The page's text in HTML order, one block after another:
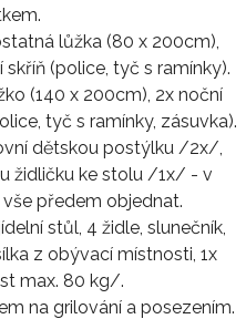
lůžka (80 x 200cm),
(police, tyč s ramínky).
(140 x 200cm), 2x noční
tyč s ramínky, zásuvka).
dětskou postýlku /2x/,
židličku ke stolu /1x/ - v
předem objednat.
stůl, 4 židle, slunečník,
z obývací místnosti, 1x
max. 80 kg/.
na grilování a posezením.